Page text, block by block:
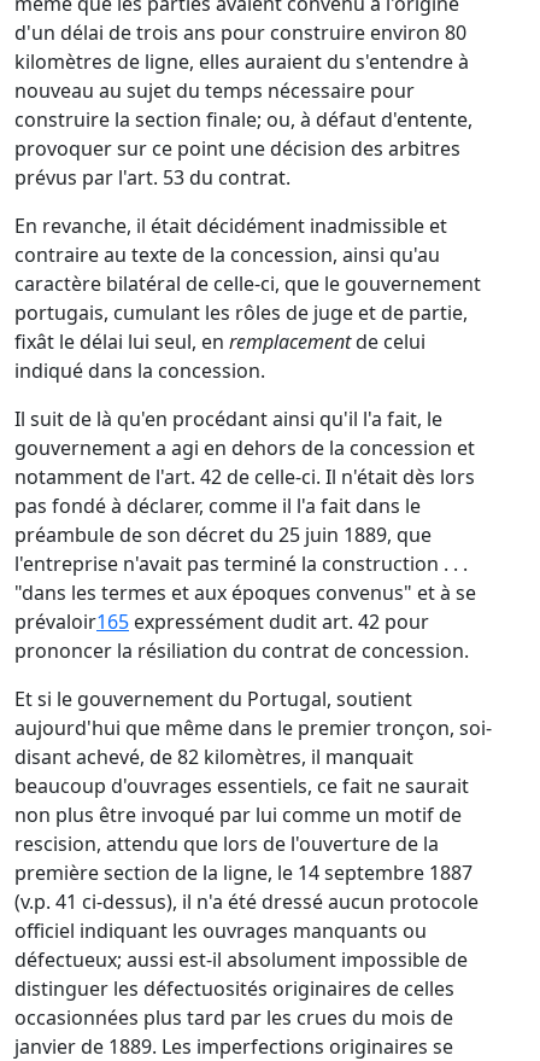
d'un délai de trois ans pour construire environ 80
kilomètres de ligne, elles auraient du s'entendre à
nouveau au sujet du temps nécessaire pour
construire la section finale; ou, à défaut d'entente,
provoquer sur ce point une décision des arbitres
prévus par l'art. 53 du contrat.
En revanche, il était décidément inadmissible et
contraire au texte de la concession, ainsi qu'au
caractère bilatéral de celle-ci, que le gouvernement
portugais, cumulant les rôles de juge et de partie,
fixât le délai lui seul, en remplacementde celui
indiqué dans la concession.
Il suit de là qu'en procédant ainsi qu'il l'a fait, le
gouvernement a agi en dehors de la concession et
notamment de l'art. 42 de celle-ci. Il n'était dès lors
pas fondé à déclarer, comme il l'a fait dans le
préambule de son décret du 25 juin 1889, que
l'entreprise n'avait pas terminé la construction . . .
"dans les termes et aux époques convenus" et à se
prévaloir165 expressément dudit art. 42 pour
prononcer la résiliation du contrat de concession.
Et si le gouvernement du Portugal, soutient
aujourd'hui que même dans le premier tronçon, soi-
disant achevé, de 82 kilomètres, il manquait
beaucoup d'ouvrages essentiels, ce fait ne saurait
non plus être invoqué par lui comme un motif de
rescision, attendu que lors de l'ouverture de la
première section de la ligne, le 14 septembre 1887
(v.p. 41 ci-dessus), il n'a été dressé aucun protocole
officiel indiquant les ouvrages manquants ou
défectueux; aussi est-il absolument impossible de
distinguer les défectuosités originaires de celles
occasionnées plus tard par les crues du mois de
janvier de 1889. Les imperfections originaires se